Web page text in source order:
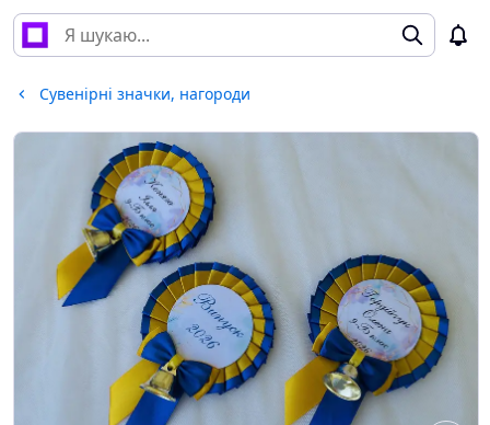
Сувенірні значки, нагороди